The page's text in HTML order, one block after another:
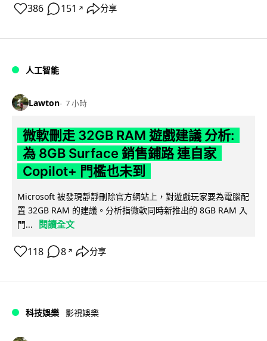
386 151 ↗ 分享
人工智能
Lawton 7 小時
微軟刪走 32GB RAM 遊戲建議 分析:
為 8GB Surface 銷售鋪路 連自家
Copilot+ 門檻也未到
Microsoft 被發現靜靜刪除官方網站上，對遊戲玩家要為電腦配
置 32GB RAM 的建議。分析指微軟同時新推出的 8GB RAM 入
門...
閱讀全文
118 8 ↗ 分享
科技娛樂 影視娛樂